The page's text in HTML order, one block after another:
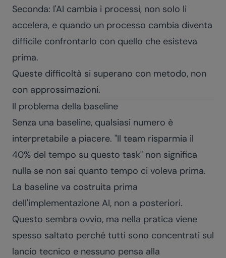
Seconda: l'AI cambia i processi, non solo li
accelera, e quando un processo cambia diventa
difficile confrontarlo con quello che esisteva
prima.
Queste difficoltà si superano con metodo, non
con approssimazioni.
Il problema della baseline
Senza una baseline, qualsiasi numero è
interpretabile a piacere. "Il team risparmia il
40% del tempo su questo task" non significa
nulla se non sai quanto tempo ci voleva prima.
La baseline va costruita prima
dell'implementazione AI, non a posteriori.
Questo sembra ovvio, ma nella pratica viene
spesso saltato perché tutti sono concentrati sul
lancio tecnico e nessuno pensa alla